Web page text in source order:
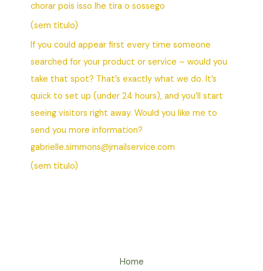
chorar pois isso lhe tira o sossego
(sem título)
If you could appear first every time someone
searched for your product or service – would you
take that spot? That’s exactly what we do. It’s
quick to set up (under 24 hours), and you’ll start
seeing visitors right away. Would you like me to
send you more information?
gabrielle.simmons@jmailservice.com
(sem título)
Home